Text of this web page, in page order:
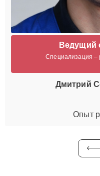
Ведущий
Специализация –
Дмитрий
Опыт